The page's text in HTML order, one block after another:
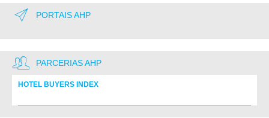
PORTAIS AHP
PARCERIAS AHP
HOTEL BUYERS INDEX